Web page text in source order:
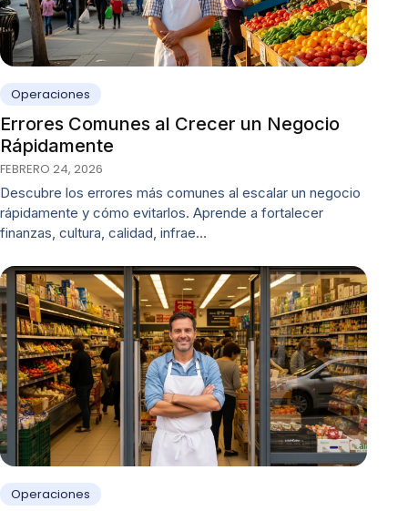
Operaciones
Errores Comunes al Crecer un Negocio
Rápidamente
FEBRERO 24, 2026
Descubre los errores más comunes al escalar un negocio
rápidamente y cómo evitarlos. Aprende a fortalecer
finanzas, cultura, calidad, infrae…
Operaciones